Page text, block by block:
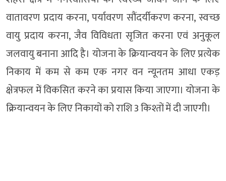
वातावरण प्रदाय करना, पर्यावरण सौंदर्यीकरण करना, स्वच्छ
वायु प्रदाय करना, जैव विविधता सृजित करना एवं अनुकूल
जलवायु बनाना आदि है। योजना के क्रियान्वयन के लिए प्रत्येक
निकाय में कम से कम एक नगर वन न्यूनतम आधा एकड़
क्षेत्रफल में विकसित करने का प्रयास किया जाएगा। योजना के
क्रियान्वयन के लिए निकायों को राशि 3 किश्तों में दी जाएगी।